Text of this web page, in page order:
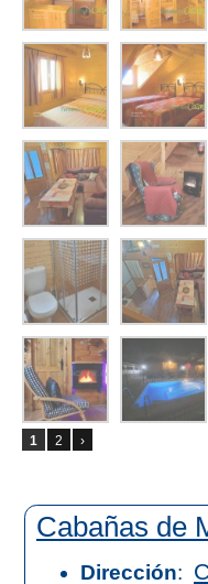
1 2 ›
Cabañas de
Dirección: